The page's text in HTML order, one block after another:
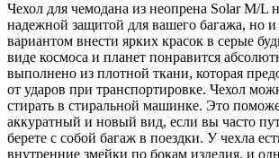
Чехол для чемодана из неопрена Solar M/L
надежной защитой для вашего багажа, но
вариантом внести ярких красок в серые
виде космоса и планет понравится
выполнено из плотной ткани, которая
от ударов при транспортировке. Чехол
стирать в стиральной машинке. Это
аккуратный и новый вид, если вы часто
берете с собой багаж в поездки. У чехла
внутренние змейки по бокам изделия, и